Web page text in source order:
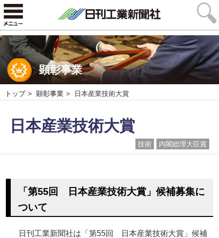
顕彰事業
トップ 顕彰事業 日本産業技術大賞
日本産業技術大賞
技術 内閣総理大臣賞
「第55回 日本産業技術大賞」候補募集に
ついて
日刊工業新聞社は「第55回 日本産業技術大賞」候補